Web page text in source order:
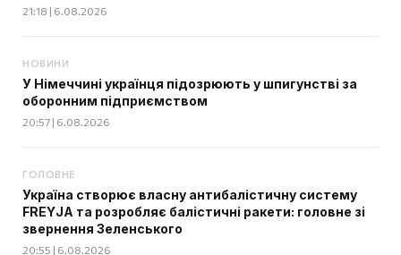
21:18 | 6.08.2026
НОВИНИ
У Німеччині українця підозрюють у шпигунстві за
оборонним підприємством
20:57 | 6.08.2026
ГОЛОВНЕ
Україна створює власну антибалістичну систему
FREYJA та розробляє балістичні ракети: головне зі
звернення Зеленського
20:55 | 6.08.2026